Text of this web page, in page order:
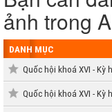
ảnh trong
DANH MỤC
Quốc hội khoá XVI -
Quốc hội khoá XVI - Kỳ